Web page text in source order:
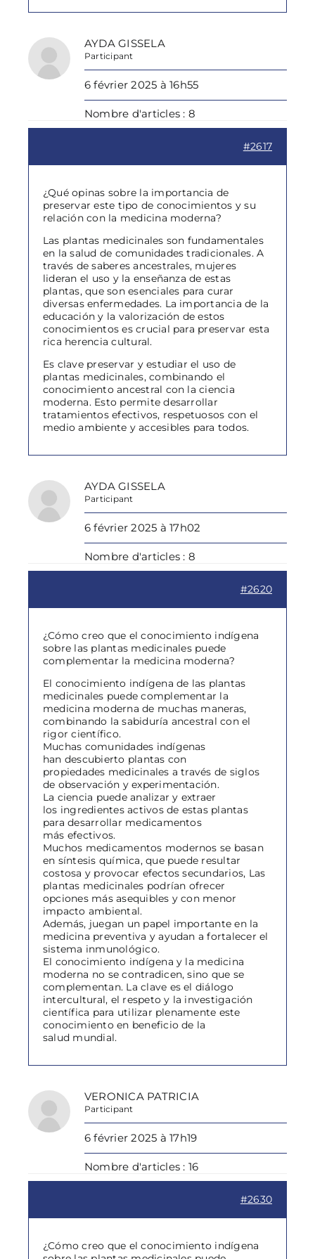
AYDA GISSELA
Participant
6 février 2025 à 16h55
Nombre d'articles : 8
#2617
¿Qué opinas sobre la importancia de
preservar este tipo de conocimientos y su
relación con la medicina moderna?
Las plantas medicinales son fundamentales
en la salud de comunidades tradicionales. A
través de saberes ancestrales, mujeres
lideran el uso y la enseñanza de estas
plantas, que son esenciales para curar
diversas enfermedades. La importancia de la
educación y la valorización de estos
conocimientos es crucial para preservar esta
rica herencia cultural.
Es clave preservar y estudiar el uso de
plantas medicinales, combinando el
conocimiento ancestral con la ciencia
moderna. Esto permite desarrollar
tratamientos efectivos, respetuosos con el
medio ambiente y accesibles para todos.
AYDA GISSELA
Participant
6 février 2025 à 17h02
Nombre d'articles : 8
#2620
¿Cómo creo que el conocimiento indígena
sobre las plantas medicinales puede
complementar la medicina moderna?
El conocimiento indígena de las plantas
medicinales puede complementar la
medicina moderna de muchas maneras,
combinando la sabiduría ancestral con el
rigor científico.
Muchas comunidades indígenas
han descubierto plantas con
propiedades medicinales a través de siglos
de observación y experimentación.
La ciencia puede analizar y extraer
los ingredientes activos de estas plantas
para desarrollar medicamentos
más efectivos.
Muchos medicamentos modernos se basan
en síntesis química, que puede resultar
costosa y provocar efectos secundarios, Las
plantas medicinales podrían ofrecer
opciones más asequibles y con menor
impacto ambiental.
Además, juegan un papel importante en la
medicina preventiva y ayudan a fortalecer el
sistema inmunológico.
El conocimiento indígena y la medicina
moderna no se contradicen, sino que se
complementan. La clave es el diálogo
intercultural, el respeto y la investigación
científica para utilizar plenamente este
conocimiento en beneficio de la
salud mundial.
VERONICA PATRICIA
Participant
6 février 2025 à 17h19
Nombre d'articles : 16
#2630
¿Cómo creo que el conocimiento indígena